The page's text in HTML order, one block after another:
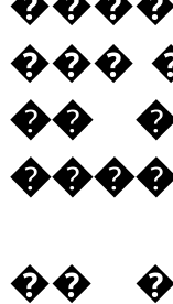
���
��
��